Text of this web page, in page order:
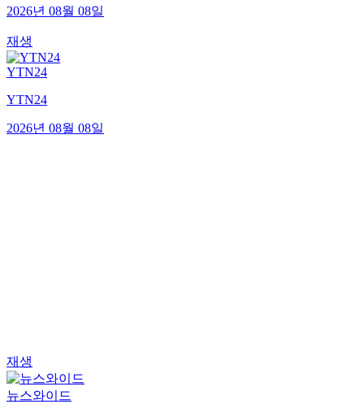
2026년 08월 08일
재생
YTN24
YTN24
2026년 08월 08일
재생
뉴스와이드